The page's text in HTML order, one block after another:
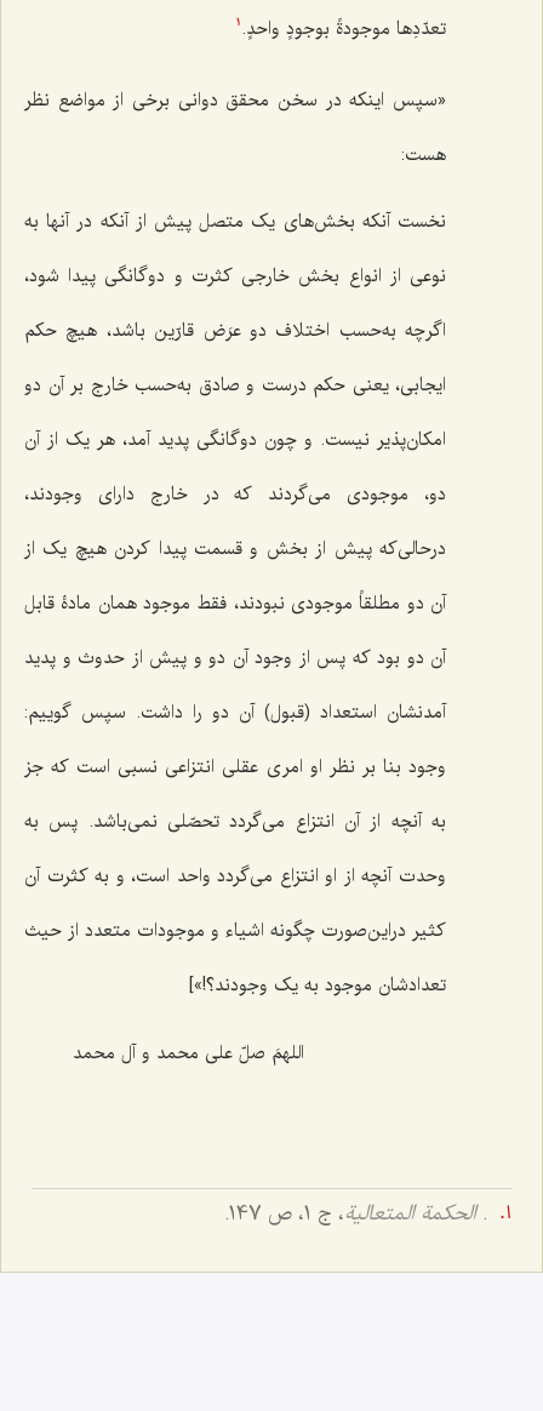
تعدّدِها موجودةً بوجودٍ واحدٍ. 1
«سپس اینکه در سخن محقق دوانی برخی از مواضع نظر
هست:
نخست آنکه بخش‌های یک متصل پیش از آنکه در آنها به
نوعی از انواع بخش خارجی کثرت و دوگانگی پیدا شود،
اگرچه به‌حسب اختلاف دو عرَض قارّین باشد، هیچ حکم
ایجابی، یعنی حکم درست و صادق به‌حسب خارج بر آن دو
امکان‌پذیر نیست. و چون دوگانگی پدید آمد، هر یک از آن
دو، موجودی می‌گردند که در خارج دارای وجودند،
درحالی‌که پیش از بخش و قسمت پیدا کردن هیچ یک از
آن دو مطلقاً موجودی نبودند، فقط موجود همان مادۀ قابل
آن دو بود که پس از وجود آن دو و پیش از حدوث و پدید
آمدنشان استعداد (قبول) آن دو را داشت. سپس گوییم:
وجود بنا بر نظر او امری عقلی انتزاعی نسبی است که جز
به آنچه از آن انتزاع می‌گردد تحصّلی نمی‌باشد. پس به
وحدت آنچه از او انتزاع می‌گردد واحد است، و به کثرت آن
کثیر دراین‌صورت چگونه اشیاء و موجودات متعدد از حیث
تعدادشان موجود به یک وجودند؟!»]
اللهمَ صلّ علی محمد و آل محمد
.الحکمة المتعالیة، ج 1، ص 147.